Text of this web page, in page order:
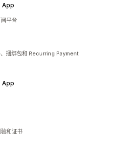
App
平台
捆绑包和 Recurring Payment
App
和证书